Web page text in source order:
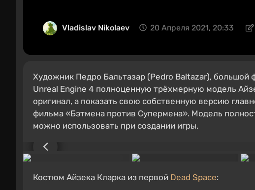
Vladislav Nikolaev 20 Апреля 2021, 20:33
Художник Педро Бальтазар (Pedro Baltazar), большой
Unreal Engine 4 полноценную трёхмерную модель
оригинал, а показать свою собственную версию
фильма «Бэтмена против Супермена». Модель
можно использовать при создании игры.
Костюм Айзека Кларка из первой Dead Space: